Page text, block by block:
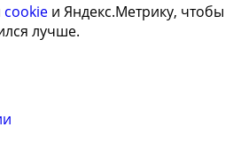
cookie и Яндекс.Метрику, чтобы
лучше.